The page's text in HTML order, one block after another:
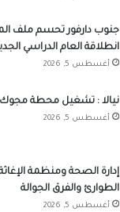
جنوب دارفور تحسم ملف
انطلاقة العام الدراسي
أغسطس 5, 2026
نيالا : تشغيل محطة مجوك
أغسطس 5, 2026
إدارة الصحة ومنظمة
الطوارئ والفرق الجوالة
أغسطس 5, 2026